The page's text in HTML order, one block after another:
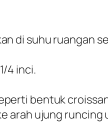
di suhu ruangan
4 inci.
bentuk
arah ujung